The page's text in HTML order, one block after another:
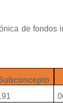
de fondos